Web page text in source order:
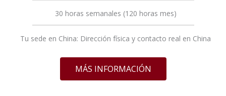
30 horas semanales (120 horas mes)
Tu sede en China: Dirección física y contacto real en China
MÁS INFORMACIÓN